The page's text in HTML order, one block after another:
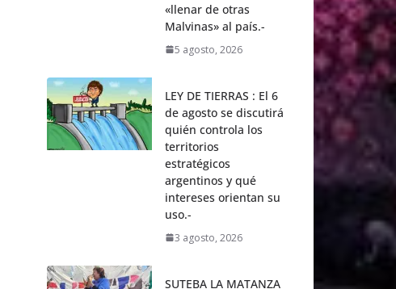
«llenar de otras
Malvinas» al país.-
5 agosto, 2026
LEY DE TIERRAS : El 6
de agosto se discutirá
quién controla los
territorios
estratégicos
argentinos y qué
intereses orientan su
uso.-
3 agosto, 2026
SUTEBA LA MATANZA